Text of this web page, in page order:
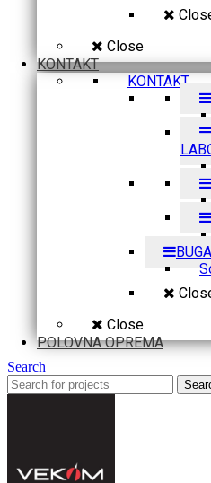
Close
KONTAKT
KONTAKT
Close
POLOVNA OPREMA
Search